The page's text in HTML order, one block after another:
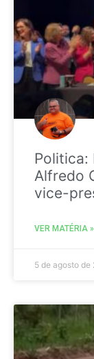
Politica:
Alfredo
vice-
VER MATÉRIA »
5 de agosto de